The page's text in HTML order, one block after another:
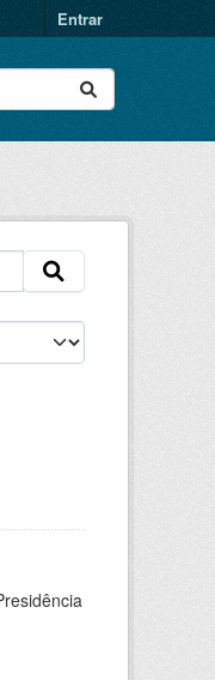
Entrar